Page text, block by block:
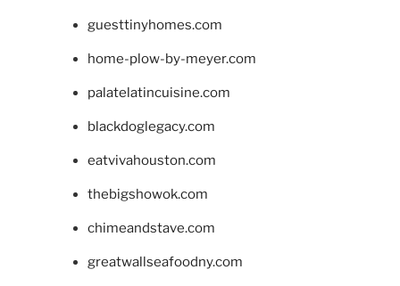
guesttinyhomes.com
home-plow-by-meyer.com
palatelatincuisine.com
blackdoglegacy.com
eatvivahouston.com
thebigshowok.com
chimeandstave.com
greatwallseafoodny.com